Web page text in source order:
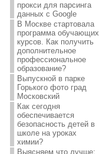
прокси для парсинга
данных с Google
В Москве стартовала
программа обучающих
курсов. Как получить
дополнительное
профессиональное
образование?
Выпускной в парке
Горького фото град
Московский
Как сегодня
обеспечивается
безопасность детей в
школе на уроках
химии?
Выясняем что лучше: